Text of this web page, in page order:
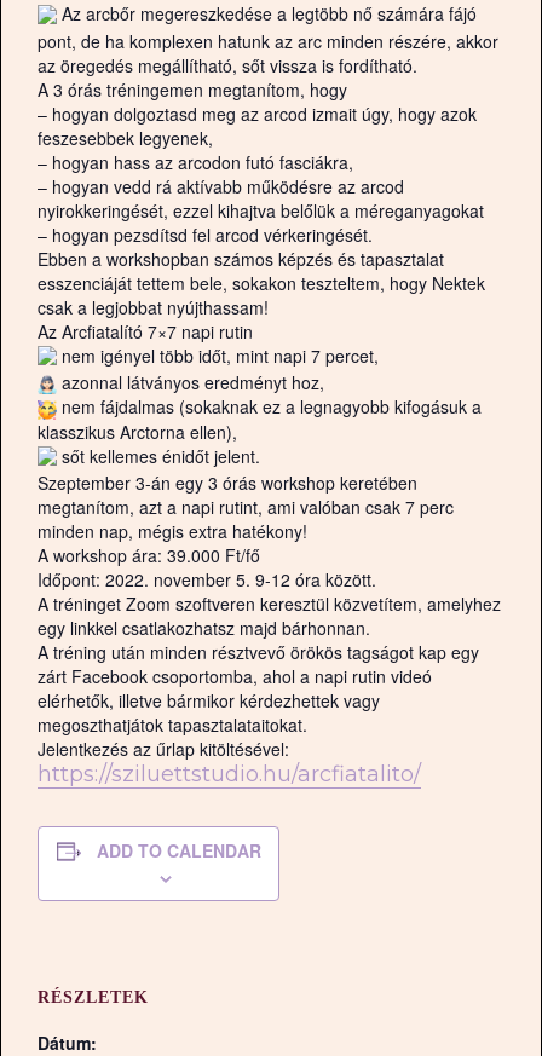
Az arcbőr megereszkedése a legtöbb nő számára fájó
pont, de ha komplexen hatunk az arc minden részére, akkor
az öregedés megállítható, sőt vissza is fordítható.
A 3 órás tréningemen megtanítom, hogy
– hogyan dolgoztasd meg az arcod izmait úgy, hogy azok
feszesebbek legyenek,
– hogyan hass az arcodon futó fasciákra,
– hogyan vedd rá aktívabb működésre az arcod
nyirokkeringését, ezzel kihajtva belőlük a méreganyagokat
– hogyan pezsdítsd fel arcod vérkeringését.
Ebben a workshopban számos képzés és tapasztalat
esszenciáját tettem bele, sokakon teszteltem, hogy Nektek
csak a legjobbat nyújthassam!
Az Arcfiatalító 7×7 napi rutin
nem igényel több időt, mint napi 7 percet,
azonnal látványos eredményt hoz,
nem fájdalmas (sokaknak ez a legnagyobb kifogásuk a
klasszikus Arctorna ellen),
sőt kellemes énidőt jelent.
Szeptember 3-án egy 3 órás workshop keretében
megtanítom, azt a napi rutint, ami valóban csak 7 perc
minden nap, mégis extra hatékony!
A workshop ára: 39.000 Ft/fő
Időpont: 2022. november 5. 9-12 óra között.
A tréninget Zoom szoftveren keresztül közvetítem, amelyhez
egy linkkel csatlakozhatsz majd bárhonnan.
A tréning után minden résztvevő örökös tagságot kap egy
zárt Facebook csoportomba, ahol a napi rutin videó
elérhetők, illetve bármikor kérdezhettek vagy
megoszthatjátok tapasztalataitokat.
Jelentkezés az űrlap kitöltésével:
https://sziluettstudio.hu/arcfiatalito/
ADD TO CALENDAR
RÉSZLETEK
Dátum: